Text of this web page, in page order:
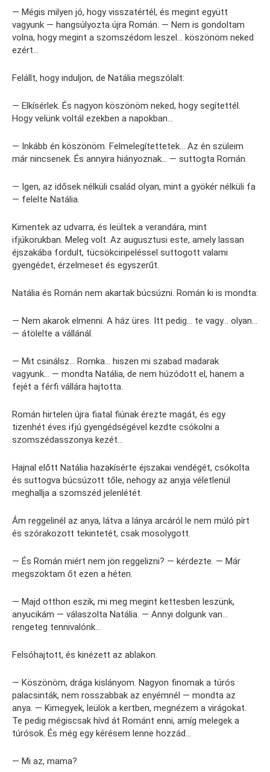
— Mégis milyen jó, hogy visszatértél, és megint együtt
vagyunk — hangsúlyozta újra Román. — Nem is gondoltam
volna, hogy megint a szomszédom leszel… köszönöm neked
ezért…
Felállt, hogy induljon, de Natália megszólalt:
— Elkísérlek. És nagyon köszönöm neked, hogy segítettél.
Hogy velünk voltál ezekben a napokban…
— Inkább én köszönöm. Felmelegítettetek… Az én szüleim
már nincsenek. És annyira hiányoznak… — suttogta Román.
— Igen, az idősek nélküli család olyan, mint a gyökér nélküli fa
— felelte Natália.
Kimentek az udvarra, és leültek a verandára, mint
ifjúkorukban. Meleg volt. Az augusztusi este, amely lassan
éjszakába fordult, tücsökciripeléssel suttogott valami
gyengédet, érzelmeset és egyszerűt.
Natália és Román nem akartak búcsúzni. Román ki is mondta:
— Nem akarok elmenni. A ház üres. Itt pedig… te vagy… olyan…
— átölelte a vállánál.
— Mit csinálsz… Romka… hiszen mi szabad madarak
vagyunk… — mondta Natália, de nem húzódott el, hanem a
fejét a férfi vállára hajtotta.
Román hirtelen újra fiatal fiúnak érezte magát, és egy
tizenhét éves ifjú gyengédségével kezdte csókolni a
szomszédasszonya kezét…
Hajnal előtt Natália hazakísérte éjszakai vendégét, csókolta
és suttogva búcsúzott tőle, nehogy az anyja véletlenül
meghallja a szomszéd jelenlétét.
Ám reggelinél az anya, látva a lánya arcáról le nem múló pírt
és szórakozott tekintetét, csak mosolygott.
— És Román miért nem jön reggelizni? — kérdezte. — Már
megszoktam őt ezen a héten.
— Majd otthon eszik, mi meg megint kettesben leszünk,
anyucikám — válaszolta Natália. — Annyi dolgunk van…
rengeteg tennivalónk…
Felsóhajtott, és kinézett az ablakon.
— Köszönöm, drága kislányom. Nagyon finomak a túrós
palacsinták, nem rosszabbak az enyémnél — mondta az
anya. — Kimegyek, leülök a kertben, megnézem a virágokat.
Te pedig mégiscsak hívd át Románt enni, amíg melegek a
túrósok. És még egy kérésem lenne hozzád…
— Mi az, mama?